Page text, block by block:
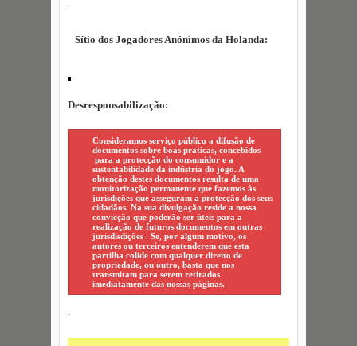
.
Sítio dos Jogadores Anónimos da Holanda:
Desresponsabilização:
Consideramos serviço público a difusão de
documentos sobre boas práticas, concebidos
para a protecção do consumidor e a
sustentabilidade da indústria do jogo. A
obtenção destes documentos resulta de uma
monitorização permanente que fazemos às
jurisdições que asseguram a protecção dos seus
cidadãos. Na sua divulgação reside a nossa
convicção que poderão ser úteis para a
realização de futuros documentos em outras
jurisdisdições . Se, por algum motivo, os
autores ou terceiros entenderem que esta
partilha colide com qualquer direito de
propriedade, ou outro, basta que nos
transmitam para serem retirados
imediatamente das nossas páginas.
.